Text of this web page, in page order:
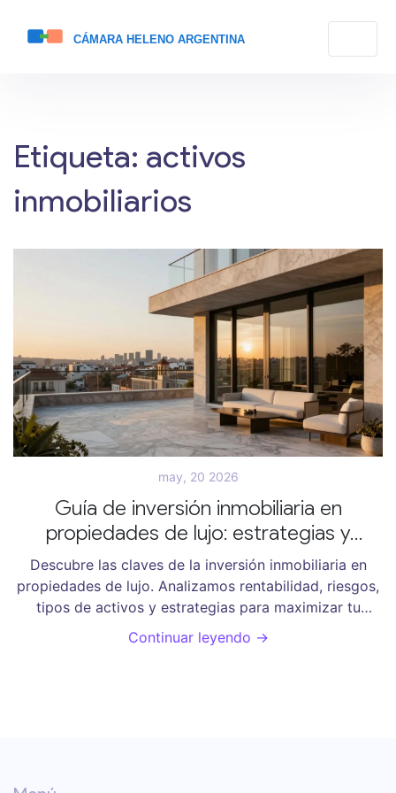
Etiqueta: activos
inmobiliarios
may, 20 2026
Guía de inversión inmobiliaria en
propiedades de lujo: estrategias y
rentabilidad
Descubre las claves de la inversión inmobiliaria en
propiedades de lujo. Analizamos rentabilidad, riesgos,
tipos de activos y estrategias para maximizar tu
retorno en el mercado premium.
Continuar leyendo →